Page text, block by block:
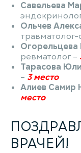
Савельева
Ольчев
Огорельцева
ревматолог –
Тарасова
– 3 место
Алиев Самир
место
ВРАЧЕЙ!